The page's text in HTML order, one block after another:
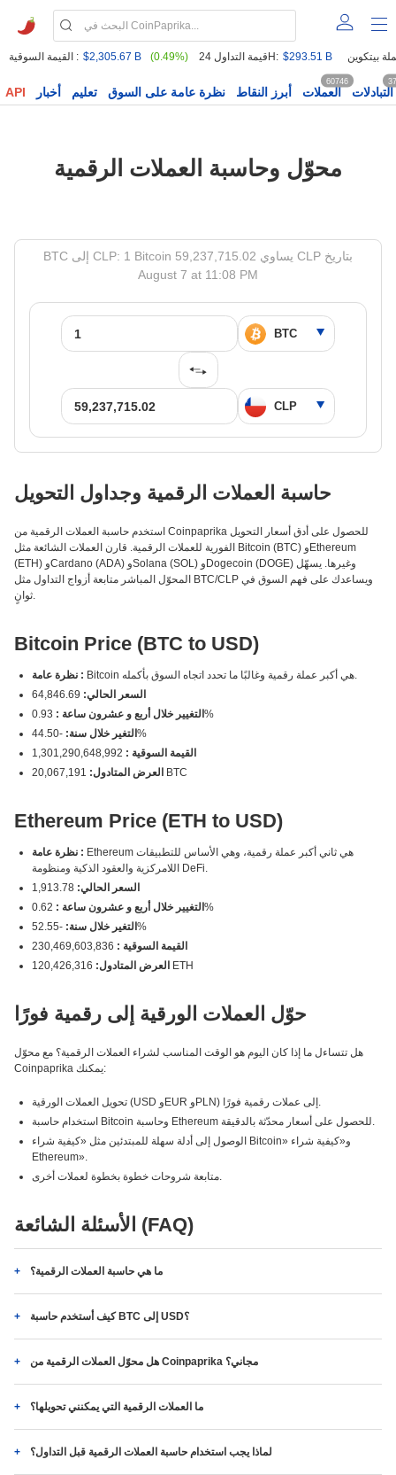
القيمة السوقية : $2,305.67 B (0.49%) قيمة التداول 24H: $293.51 B
API أخبار تعليم نظرة عامة على السوق أبرز النقاط العملات
60746
التبادلات
محوّل وحاسبة العملات الرقمية
BTC إلى CLP: 1 Bitcoin يساوي 59,237,715.02 CLP بتاريخ
August 7 at 11:08 PM
حاسبة العملات الرقمية وجداول التحويل
استخدم حاسبة العملات الرقمية من Coinpaprika للحصول على أدق أسعار التحويل
الفورية للعملات الرقمية. قارن العملات الشائعة مثل Bitcoin (BTC) وEthereum
(ETH) وCardano (ADA) وSolana (SOL) وDogecoin (DOGE) وغيرها. يسهّل
المحوّل المباشر متابعة أزواج التداول مثل BTC/CLP ويساعدك على فهم السوق في
ثوانٍ.
Bitcoin Price (BTC to USD)
نظرة عامة :
Bitcoin هي أكبر عملة رقمية وغالبًا ما تحدد اتجاه السوق بأكمله.
السعر الحالي:
التغيير خلال أربع و عشرون ساعة : 0.93%
التغير خلال سنة: -44.50%
القيمة السوقية :
العرض المتادول:
20,067,191 BTC
Ethereum Price (ETH to USD)
نظرة عامة : Ethereum هي ثاني أكبر عملة رقمية، وهي الأساس للتطبيقات
اللامركزية والعقود الذكية ومنظومة DeFi.
السعر الحالي:
التغيير خلال أربع و عشرون ساعة : 0.62%
التغير خلال سنة: -52.55%
القيمة السوقية :
العرض المتادول:
120,426,316 ETH
حوّل العملات الورقية إلى رقمية فورًا
هل تتساءل ما إذا كان اليوم هو الوقت المناسب لشراء العملات الرقمية؟ مع محوّل
Coinpaprika يمكنك:
تحويل العملات الورقية (USD وEUR وPLN) إلى عملات رقمية فورًا.
استخدام حاسبة Bitcoin وحاسبة Ethereum للحصول على أسعار محدّثة بالدقيقة.
الوصول إلى أدلة سهلة للمبتدئين مثل «كيفية شراء Bitcoin» و«كيفية شراء
Ethereum».
متابعة شروحات خطوة بخطوة لعملات أخرى.
الأسئلة الشائعة (FAQ)
ما هي حاسبة العملات الرقمية؟
كيف أستخدم حاسبة BTC إلى USD؟
هل محوّل العملات الرقمية من Coinpaprika مجاني؟
ما العملات الرقمية التي يمكنني تحويلها؟
لماذا يجب استخدام حاسبة العملات الرقمية قبل التداول؟